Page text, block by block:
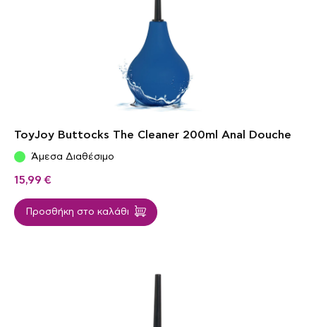
ToyJoy Buttocks The Cleaner 200ml Anal Douche
Άμεσα Διαθέσιμο
15,99 €
Προσθήκη στο καλάθι